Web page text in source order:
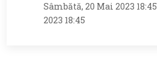
Sâmbătă, 20 Mai 2023 18:45
2023 18:45